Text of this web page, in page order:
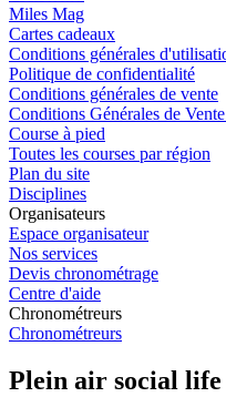
Miles Mag
Cartes cadeaux
Conditions générales
Politique de confidentialité
Conditions générales de vente
Conditions Générales de
Course à pied
Toutes les courses par région
Plan du site
Disciplines
Organisateurs
Espace organisateur
Nos services
Devis chronométrage
Centre d'aide
Chronométreurs
Chronométreurs
Plein air social life